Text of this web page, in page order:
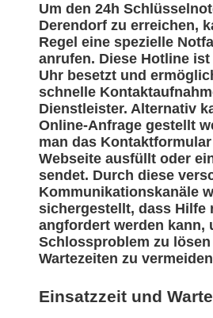
Um den 24h
Derendorf zu erreichen,
Regel eine spezielle
anrufen. Diese Hotline
Uhr besetzt und
schnelle
Dienstleister. Alternativ
Online-Anfrage gestellt
man das
Webseite ausfüllt oder
sendet. Durch diese
Kommunikationskanäle
sichergestellt, dass Hilfe
angfordert werden kann,
Schlossproblem zu
Wartezeiten zu
Einsatzzeit und